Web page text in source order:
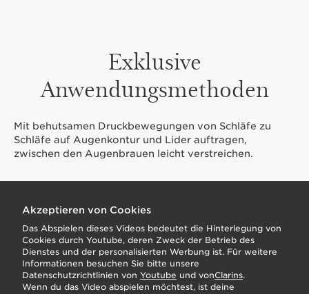
Exklusive
Anwendungsmethoden
Mit behutsamen Druckbewegungen von Schläfe zu
Schläfe auf Augenkontur und Lider auftragen,
zwischen den Augenbrauen leicht verstreichen.
Akzeptieren von Cookies
Das Abspielen dieses Videos bedeutet die Hinterlegung von
Cookies durch Youtube, deren Zweck der Betrieb des
Dienstes und der personalisierten Werbung ist. Für weitere
Informationen besuchen Sie bitte unsere
Datenschutzrichtlinien von Youtube und vonClarins.
Wenn du das Video abspielen möchtest, ist deine